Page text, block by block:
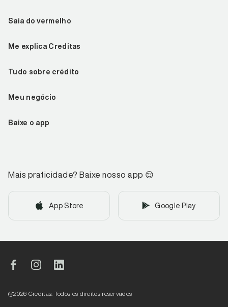
Saia do vermelho
Me explica Creditas
Tudo sobre crédito
Meu negócio
Baixe o app
Mais praticidade? Baixe nosso app 😌
App Store Google Play
@2026 Creditas. Todos os direitos reservados